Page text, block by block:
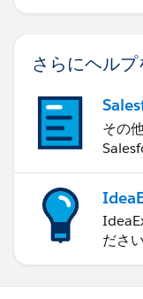
さらにヘル
その
ださい